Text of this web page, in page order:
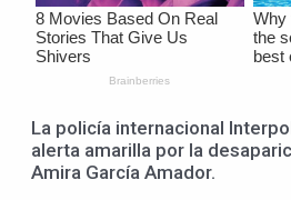
La policía internacional
alerta amarilla por la
Amira García Amador.